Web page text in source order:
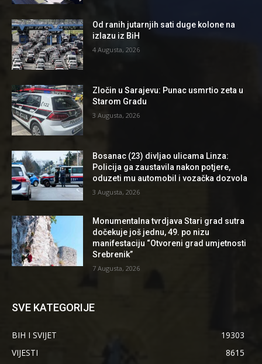
Od ranih jutarnjih sati duge kolone na
izlazu iz BiH
4 Augusta, 2026
Zločin u Sarajevu: Punac usmrtio zeta u
Starom Gradu
3 Augusta, 2026
Bosanac (23) divljao ulicama Linza:
Policija ga zaustavila nakon potjere,
oduzeti mu automobil i vozačka dozvola
3 Augusta, 2026
Monumentalna tvrdjava Stari grad sutra
dočekuje još jednu, 49. po nizu
manifestaciju “Otvoreni grad umjetnosti
Srebrenik”
7 Augusta, 2026
SVE KATEGORIJE
BIH I SVIJET
19303
VIJESTI
8615